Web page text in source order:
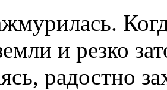
и резко
радостно